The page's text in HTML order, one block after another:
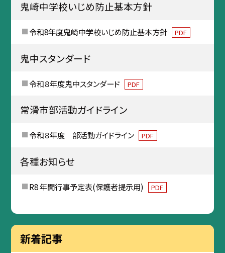
鬼崎中学校いじめ防止基本方針
令和8年度鬼崎中学校いじめ防止基本方針 PDF
鬼中スタンダード
令和８年度鬼中スタンダード PDF
常滑市部活動ガイドライン
令和８年度 部活動ガイドライン PDF
各種お知らせ
R8 年間行事予定表(保護者提示用) PDF
新着記事